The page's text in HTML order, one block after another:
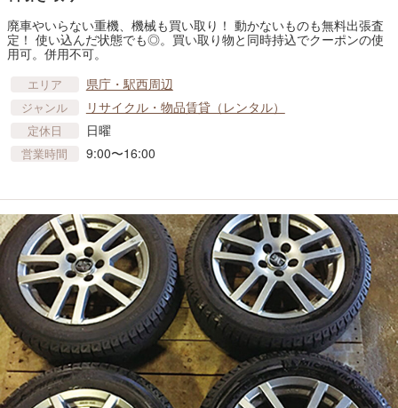
廃車やいらない重機、機械も買い取り！ 動かないものも無料出張査
定！ 使い込んだ状態でも◎。買い取り物と同時持込でクーポンの使
用可。併用不可。
エリア 県庁・駅西周辺
ジャンル リサイクル・物品賃貸​（レンタル）
定休日 日曜
営業時間 9:00〜16:00